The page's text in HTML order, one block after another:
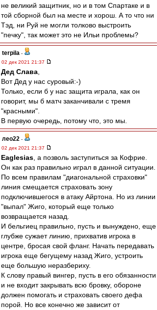
не великий защитник, но и в том Спартаке и в
той сборной был на месте и хорош. А то что ни
Тэд, ни Руй не могли толково выстроить
"печку", так может это не Ильи проблемы?
terpila -
02 дек 2021 21:37
Дед Слава
Вот Дед у нас суровый:-)
Только, если б у нас защита играла, как он
говорит, мы б матч заканчивали с тремя
"красными".
В первую очередь, потому что, это мы.
лео22 -
02 дек 2021 21:37
Eaglesias , а позволь заступиться за Кофрие.
Он как раз правильно играл в данной ситуации.
По всем правилам "диагональной страховки"
линия смещается страховать зону
подключившегося в атаку Айртона. Но из линии
"выпал" Жиго, который еще только
возвращается назад.
И бельгиец правильно, пусть и вынуждено, еще
глубже сужает линию, прихватив игрока в
центре, бросая свой фланг. Начать передавать
игрока еще бегущему назад Жиго, устроить
еще большую неразбериху.
К слову правый вингер, пусть в его обязанности
и не входит закрывать всю бровку, обороне
должен помогать и страховать своего дефа
порой. Но все конечно же зависит от